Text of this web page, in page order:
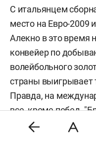
С итальянцем
место на Евро-2009
Алекно в это время
конвейер по
волейбольного
страны выигрывает
Правда, на
все, кроме побед.
чемпионатах мира-